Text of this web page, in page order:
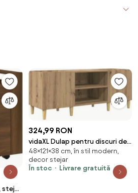
324,99 RON
vidaXL Dulap pentru discuri de
vinil Stejar Artizanal 121 x 38 x 48
cm
48×121×38 cm, în stil modern,
decor stejar
În stoc
Livrare gratuită